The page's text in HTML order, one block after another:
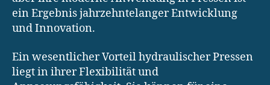
ein Ergebnis jahrzehntelanger Entwicklung
und Innovation.
Ein wesentlicher Vorteil hydraulischer Pressen
liegt in ihrer Flexibilität und